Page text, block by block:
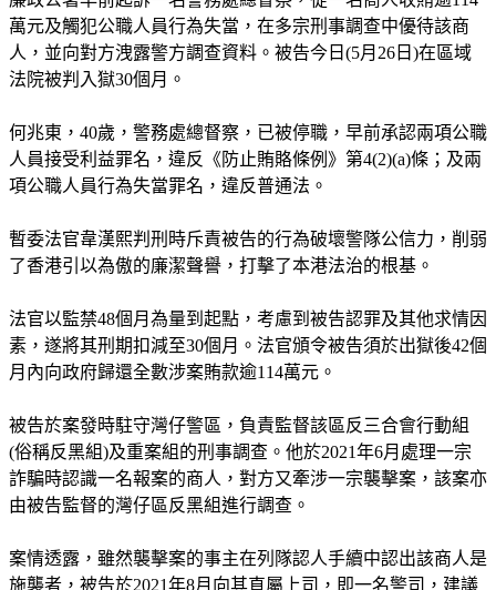
萬元及觸犯公職人員行為失當，在多宗刑事調查中優待該商
人，並向對方洩露警方調查資料。被告今日(5月26日)在區域
法院被判入獄30個月。
何兆東，40歲，警務處總督察，已被停職，早前承認兩項公職
人員接受利益罪名，違反《防止賄賂條例》第4(2)(a)條；及兩
項公職人員行為失當罪名，違反普通法。
暫委法官韋漢熙判刑時斥責被告的行為破壞警隊公信力，削弱
了香港引以為傲的廉潔聲譽，打擊了本港法治的根基。
法官以監禁48個月為量到起點，考慮到被告認罪及其他求情因
素，遂將其刑期扣減至30個月。法官頒令被告須於出獄後42個
月內向政府歸還全數涉案賄款逾114萬元。
被告於案發時駐守灣仔警區，負責監督該區反三合會行動組
(俗稱反黑組)及重案組的刑事調查。他於2021年6月處理一宗
詐騙時認識一名報案的商人，對方又牽涉一宗襲擊案，該案亦
由被告監督的灣仔區反黑組進行調查。
案情透露，雖然襲擊案的事主在列隊認人手續中認出該商人是
施襲者，被告於2021年8月向其直屬上司，即一名警司，建議